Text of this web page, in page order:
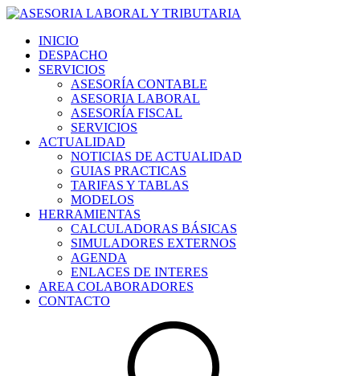
INICIO
DESPACHO
SERVICIOS
ASESORÍA CONTABLE
ASESORIA LABORAL
ASESORÍA FISCAL
SERVICIOS
ACTUALIDAD
NOTICIAS DE ACTUALIDAD
GUIAS PRACTICAS
TARIFAS Y TABLAS
MODELOS
HERRAMIENTAS
CALCULADORAS BÁSICAS
SIMULADORES EXTERNOS
AGENDA
ENLACES DE INTERES
AREA COLABORADORES
CONTACTO